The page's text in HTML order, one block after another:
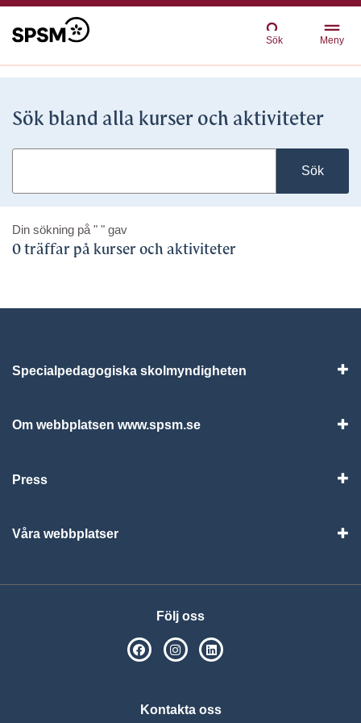
Sök Meny
Sök bland alla kurser och aktiviteter
Sök
Din sökning på " " gav
0 träffar på kurser och aktiviteter
Specialpedagogiska skolmyndigheten
Om webbplatsen www.spsm.se
Press
Våra webbplatser
Följ oss
SPSM på Facebook
SPSM på Instagram
Kontakta oss